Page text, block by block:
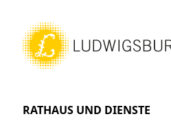
RATHAUS UND DIENSTE